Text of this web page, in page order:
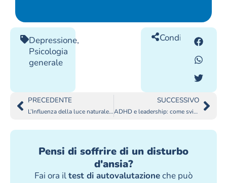
Depressione,
Psicologia
generale
Condividilo
PRECEDENTE
L’Influenza della luce naturale sui sintomi della depressione
SUCCESSIVO
ADHD e leadership: come sviluppare abilità di guida
Pensi di soffrire di un disturbo
d'ansia?
Fai ora iltest di autovalutazioneche può